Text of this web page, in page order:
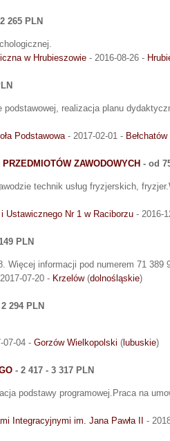
265 PLN
w Hrubieszowie - 2016-08-26 -
realizacja planu
Podstawowa- 2017-02-01 - Bełchatów
ZAWODOWYCH - od
technik usług fryzjerskich,
Ustawicznego Nr 1 w Raciborzu - 2016-
PLN
Więcej informacji pod numerem 71 389
07-20 - Krzelów(dolnośląskie)
294 PLN
07-04 - Gorzów Wielkopolski ( lubuskie)
- 2 417 - 3 317 PLN
podstawy programowej.Praca na
Integracyjnymi im. Jana Pawła II
-